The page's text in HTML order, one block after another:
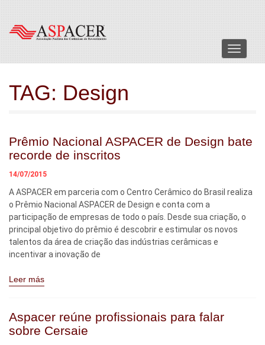
Menu
TAG: Design
Prêmio Nacional ASPACER de Design bate
recorde de inscritos
14/07/2015
A ASPACER em parceria com o Centro Cerâmico do Brasil realiza
o Prêmio Nacional ASPACER de Design e conta com a
participação de empresas de todo o país. Desde sua criação, o
principal objetivo do prêmio é descobrir e estimular os novos
talentos da área de criação das indústrias cerâmicas e
incentivar a inovação de
Leer más
Aspacer reúne profissionais para falar
sobre Cersaie